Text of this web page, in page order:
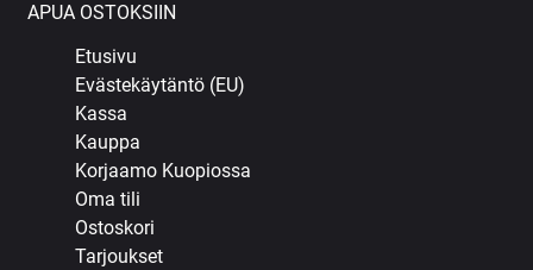
APUA OSTOKSIIN
Etusivu
Evästekäytäntö (EU)
Kassa
Kauppa
Korjaamo Kuopiossa
Oma tili
Ostoskori
Tarjoukset